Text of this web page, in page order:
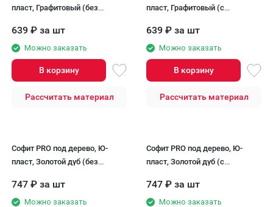
пласт, Графитовый (без
639 ₽ за шт
Можно заказать
В корзину
Рассчитать материал
пласт, Графитовый (с
639 ₽ за шт
Можно заказать
В корзину
Рассчитать материал
Софит PRO под дерево, Ю-
пласт, Золотой дуб (без
747 ₽ за шт
Можно заказать
Софит PRO под дерево, Ю-
пласт, Золотой дуб (с
747 ₽ за шт
Можно заказать